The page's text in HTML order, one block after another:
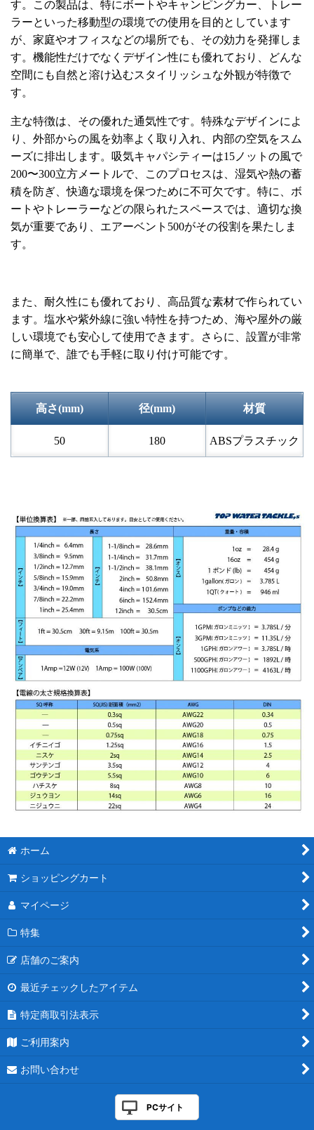
す。この製品は、特にボートやキャンピングカー、トレー
ラーといった移動型の環境での使用を目的としています
が、家庭やオフィスなどの場所でも、その効力を発揮しま
す。機能性だけでなくデザイン性にも優れており、どんな
空間にも自然と溶け込むスタイリッシュな外観が特徴で
す。
主な特徴は、その優れた通気性です。特殊なデザインによ
り、外部からの風を効率よく取り入れ、内部の空気をスム
ーズに排出します。吸気キャパシティーは15ノットの風で
200〜300立方メートルで、このプロセスは、湿気や熱の蓄
積を防ぎ、快適な環境を保つために不可欠です。特に、ボ
ートやトレーラーなどの限られたスペースでは、適切な換
気が重要であり、エアーベント500がその役割を果たしま
す。
また、耐久性にも優れており、高品質な素材で作られてい
ます。塩水や紫外線に強い特性を持つため、海や屋外の厳
しい環境でも安心して使用できます。さらに、設置が非常
に簡単で、誰でも手軽に取り付け可能です。
高さ(mm) 径(mm) 材質
50 180 ABSプラスチック
ホーム
ショッピングカート
マイページ
特集
店舗のご案内
最近チェックしたアイテム
特定商取引法表示
ご利用案内
お問い合わせ
PCサイト